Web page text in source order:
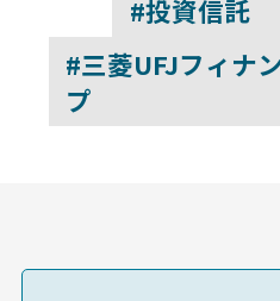
#投資信託
#三菱UFJフィナ
プ